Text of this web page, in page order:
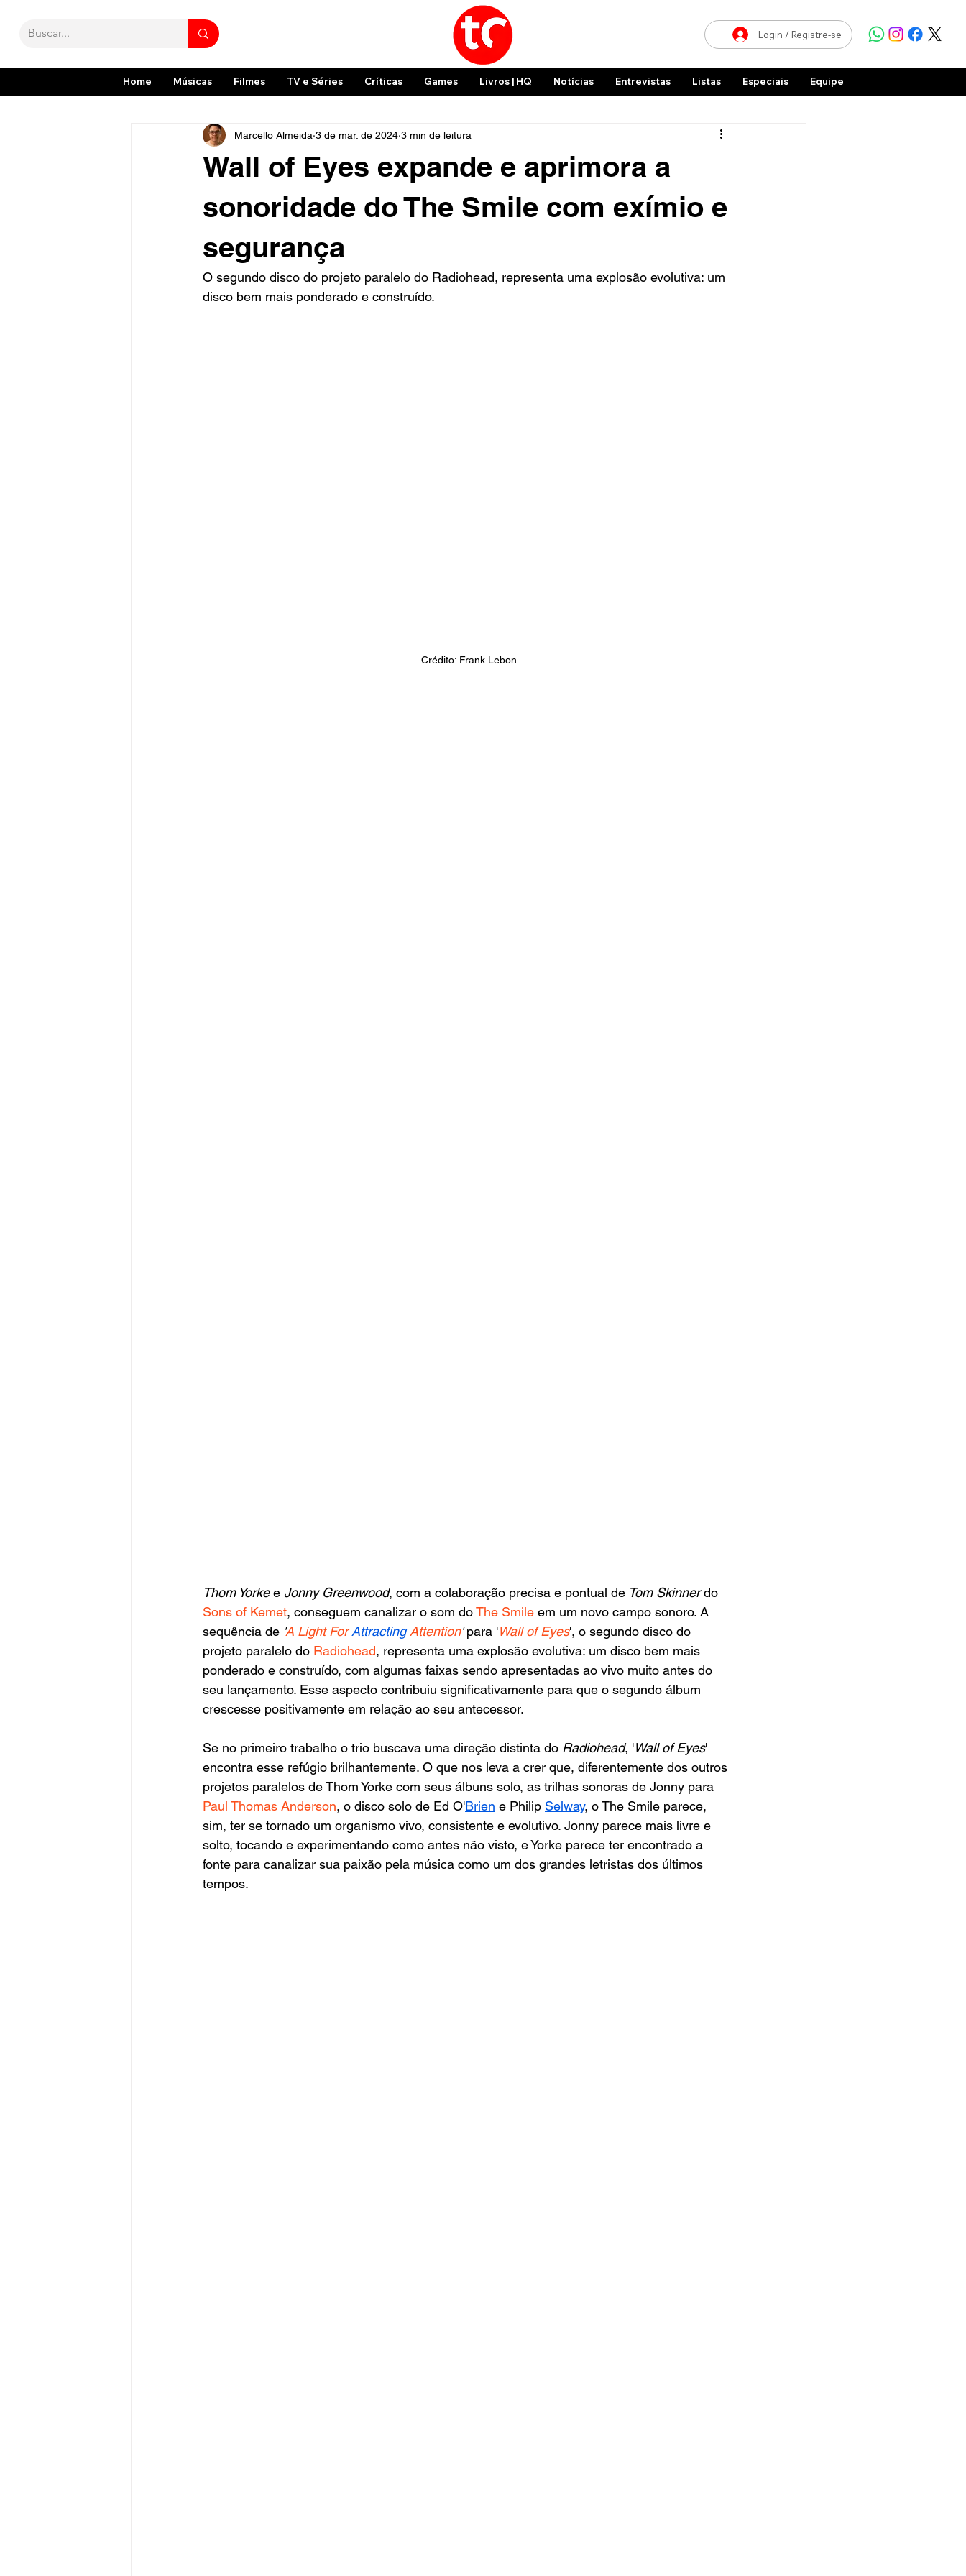
Login / Registre-se
Home Músicas Filmes TV e Séries Críticas Games Livros | HQ Notícias Entrevistas Listas Especiais Equipe
Wall of Eyes expande e aprimora a
sonoridade do The Smile com exímio e
segurança
Marcello Almeida 3 de mar. de 2024 3 min de leitura
O segundo disco do projeto paralelo do Radiohead, representa uma explosão evolutiva: um
disco bem mais ponderado e construído.
Crédito: Frank Lebon
Thom Yorke e Jonny Greenwood, com a colaboração precisa e pontual de Tom Skinner do
Sons of Kemet, conseguem canalizar o som do The Smile em um novo campo sonoro. A
sequência de A Light For Attracting Attention' para 'Wall of Eyes', o segundo disco do
projeto paralelo do Radiohead, representa uma explosão evolutiva: um disco bem mais
ponderado e construído, com algumas faixas sendo apresentadas ao vivo muito antes do
seu lançamento. Esse aspecto contribuiu significativamente para que o segundo álbum
crescesse positivamente em relação ao seu antecessor.
Se no primeiro trabalho o trio buscava uma direção distinta do Radiohead, 'Wall of Eyes'
encontra esse refúgio brilhantemente. O que nos leva a crer que, diferentemente dos outros
projetos paralelos de Thom Yorke com seus álbuns solo, as trilhas sonoras de Jonny para
Paul Thomas Anderson, o disco solo de Ed O'Brien e Philip Selway, o The Smile parece,
sim, ter se tornado um organismo vivo, consistente e evolutivo. Jonny parece mais livre e
solto, tocando e experimentando como antes não visto, e Yorke parece ter encontrado a
fonte para canalizar sua paixão pela música como um dos grandes letristas dos últimos
tempos.